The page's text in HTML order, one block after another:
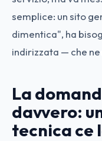
semplice: un sito
dimentica", ha
indirizzata — che
La
davvero:
tecnica ce